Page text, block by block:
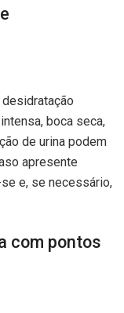
boca seca,
de urina podem
apresente
e, se necessário,
com pontos